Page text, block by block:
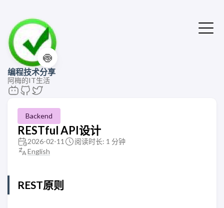
🍥
编程技术分享
阿梅的IT生活
Backend
RESTful API设计
2026-02-11
阅读时长: 1 分钟
English
REST原则